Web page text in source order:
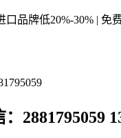
口品牌低20%-30% | 免
2881795059